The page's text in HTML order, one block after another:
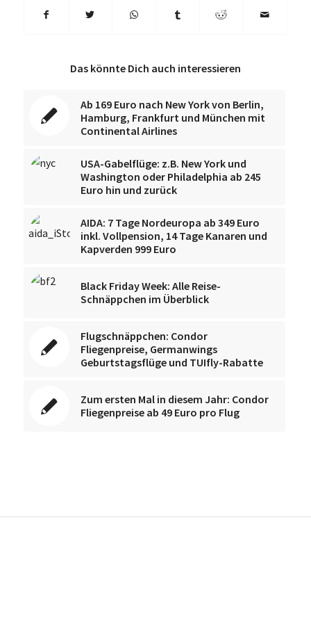
Das könnte Dich auch interessieren
Ab 169 Euro nach New York von Berlin,
Hamburg, Frankfurt und München mit
Continental Airlines
USA-Gabelflüge: z.B. New York und
Washington oder Philadelphia ab 245
Euro hin und zurück
AIDA: 7 Tage Nordeuropa ab 349 Euro
inkl. Vollpension, 14 Tage Kanaren und
Kapverden 999 Euro
Black Friday Week: Alle Reise-
Schnäppchen im Überblick
Flugschnäppchen: Condor
Fliegenpreise, Germanwings
Geburtstagsflüge und TUIfly-Rabatte
Zum ersten Mal in diesem Jahr: Condor
Fliegenpreise ab 49 Euro pro Flug